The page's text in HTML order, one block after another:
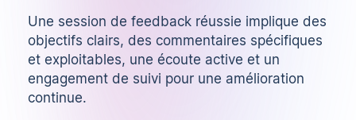
Une session de feedback réussie implique des
objectifs clairs, des commentaires spécifiques
et exploitables, une écoute active et un
engagement de suivi pour une amélioration
continue.